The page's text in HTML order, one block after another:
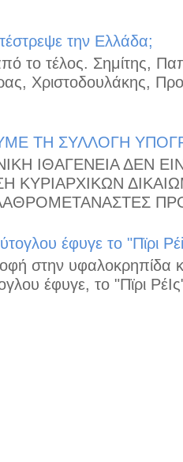
την Ελλάδα;
το τέλος. Σημίτης,
Χριστοδουλάκης,
ΤΗ ΣΥΛΛΟΓΗ
ΙΘΑΓΕΝΕΙΑ ΔΕΝ
ΚΥΡΙΑΡΧΙΚΩΝ
έφυγε το "Πϊρι
στην υφαλοκρηπίδα
έφυγε, το "Πϊρι